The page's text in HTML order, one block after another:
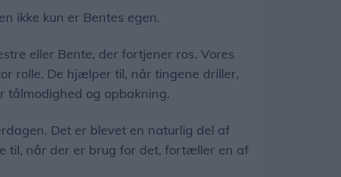
ikke kun er Bentes egen.
eller Bente, der fortjener ros. Vores
rolle. De hjælper til, når tingene driller,
tålmodighed og opbakning.
Det er blevet en naturlig del af
til, når der er brug for det, fortæller en af